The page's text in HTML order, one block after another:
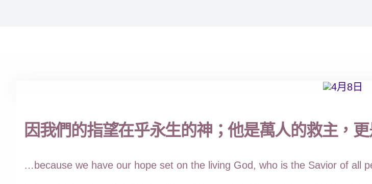
因我們的指望在乎永生的神；他是萬人的救主，
…because we have our hope set on the living God, who is the Savior of all